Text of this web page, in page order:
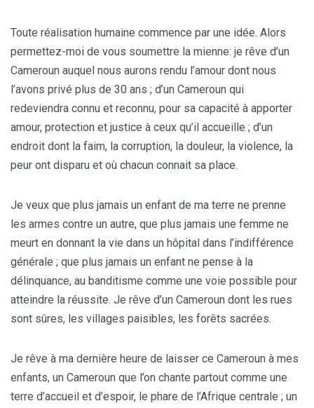
Toute réalisation humaine commence par une idée. Alors
permettez-moi de vous soumettre la mienne: je rêve d’un
Cameroun auquel nous aurons rendu l’amour dont nous
l’avons privé plus de 30 ans ; d’un Cameroun qui
redeviendra connu et reconnu, pour sa capacité à apporter
amour, protection et justice à ceux qu’il accueille ; d’un
endroit dont la faim, la corruption, la douleur, la violence, la
peur ont disparu et où chacun connait sa place.
Je veux que plus jamais un enfant de ma terre ne prenne
les armes contre un autre, que plus jamais une femme ne
meurt en donnant la vie dans un hôpital dans l’indifférence
générale ; que plus jamais un enfant ne pense à la
délinquance, au banditisme comme une voie possible pour
atteindre la réussite. Je rêve d’un Cameroun dont les rues
sont sûres, les villages paisibles, les forêts sacrées.
Je rêve à ma dernière heure de laisser ce Cameroun à mes
enfants, un Cameroun que l’on chante partout comme une
terre d’accueil et d’espoir, le phare de l’Afrique centrale ; un